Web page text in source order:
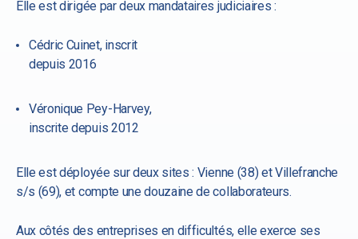
Elle est dirigée par deux mandataires judiciaires :
Cédric Cuinet, inscrit
depuis 2016
Véronique Pey-Harvey,
inscrite depuis 2012
Elle est déployée sur deux sites : Vienne (38) et Villefranche
s/s (69), et compte une douzaine de collaborateurs.
Aux côtés des entreprises en difficultés, elle exerce ses